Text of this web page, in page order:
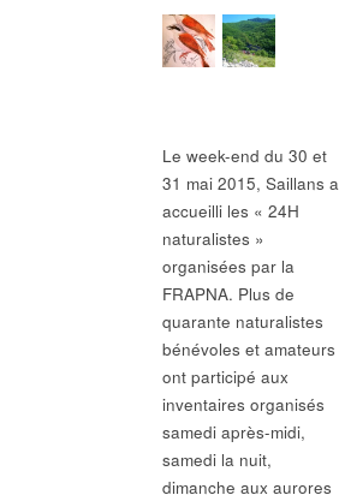
Le week-end du 30 et
31 mai 2015, Saillans a
accueilli les « 24H
naturalistes »
organisées par la
FRAPNA. Plus de
quarante naturalistes
bénévoles et amateurs
ont participé aux
inventaires organisés
samedi après-midi,
samedi la nuit,
dimanche aux aurores